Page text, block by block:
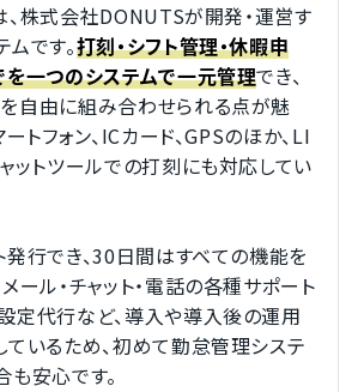
、株式会社DONUTSが開発・運営す
です。打刻・シフト管理・休暇申
を一つのシステムで一元管理でき、
自由に組み合わせられる点が魅
ートフォン、ICカード、GPSのほか、LI
ットツールでの打刻にも対応してい
発行でき、30日間はすべての機能を
ール・チャット・電話の各種サポート
定代行など、導入や導入後の運用
ているため、初めて勤怠管理システ
安心です。